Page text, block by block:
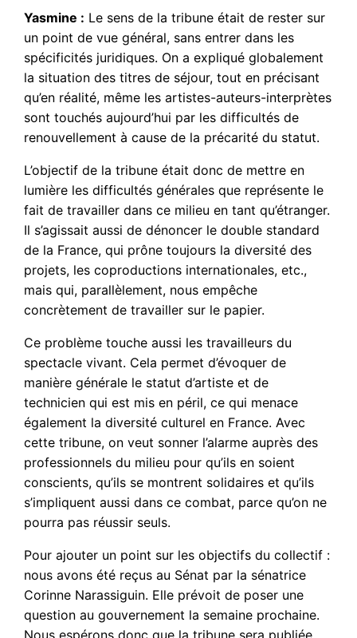
Yasmine : Le sens de la tribune était de rester sur
un point de vue général, sans entrer dans les
spécificités juridiques. On a expliqué globalement
la situation des titres de séjour, tout en précisant
qu’en réalité, même les artistes-auteurs-interprètes
sont touchés aujourd’hui par les difficultés de
renouvellement à cause de la précarité du statut.
L’objectif de la tribune était donc de mettre en
lumière les difficultés générales que représente le
fait de travailler dans ce milieu en tant qu’étranger.
Il s’agissait aussi de dénoncer le double standard
de la France, qui prône toujours la diversité des
projets, les coproductions internationales, etc.,
mais qui, parallèlement, nous empêche
concrètement de travailler sur le papier.
Ce problème touche aussi les travailleurs du
spectacle vivant. Cela permet d’évoquer de
manière générale le statut d’artiste et de
technicien qui est mis en péril, ce qui menace
également la diversité culturel en France. Avec
cette tribune, on veut sonner l’alarme auprès des
professionnels du milieu pour qu’ils en soient
conscients, qu’ils se montrent solidaires et qu’ils
s’impliquent aussi dans ce combat, parce qu’on ne
pourra pas réussir seuls.
Pour ajouter un point sur les objectifs du collectif :
nous avons été reçus au Sénat par la sénatrice
Corinne Narassiguin. Elle prévoit de poser une
question au gouvernement la semaine prochaine.
Nous espérons donc que la tribune sera publiée